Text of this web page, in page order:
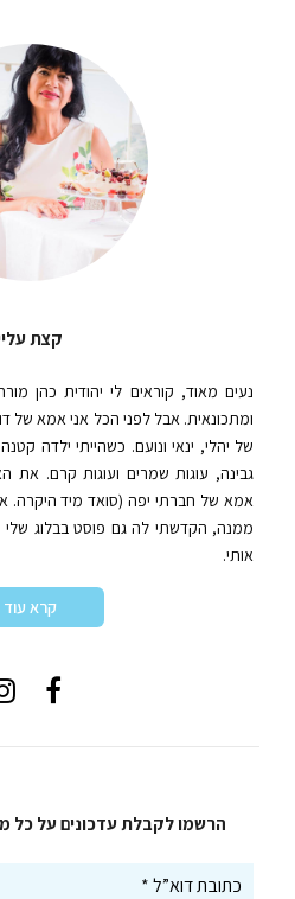
קצת
נעים מאוד, קוראים לי יהודית כהן
ומתכונאית. אבל לפני הכל אני אמא של
גבינה, עוגות שמרים ועוגות קרם. את
אמא של חברתי יפה (סואד מיד היקרה.
ממנה, הקדשתי לה גם פוסט בבלוג שלי
אותי.
קרא עוד
הרשמו לקבלת עדכונים על כל